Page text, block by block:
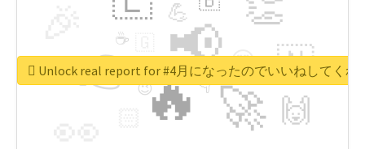
🔥
👉 📢
🚀
🇳
🙌
😍
💪
👇
🔷
☕
😉
🎡
Unlock real report for #4月になったのでいいねしてくれ